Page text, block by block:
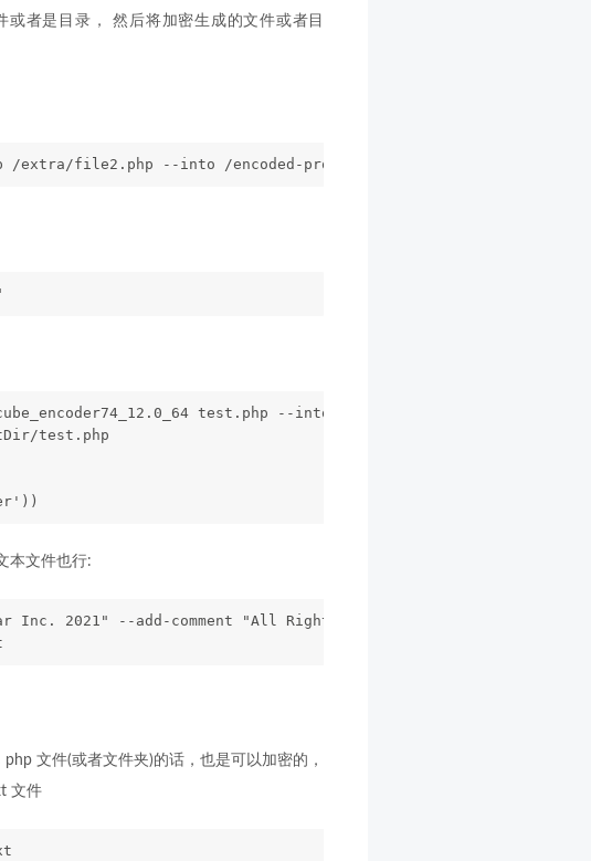
或者是目录， 然后将加密生成的文件或者目
/extra/file2.php --into /encoded-project
test.php --into targetDir --add-
test.php
本文件也行:
Inc. 2021" --add-comment "All Rights Reserved"
文件(或者文件夹)的话，也是可以加密的，
文件